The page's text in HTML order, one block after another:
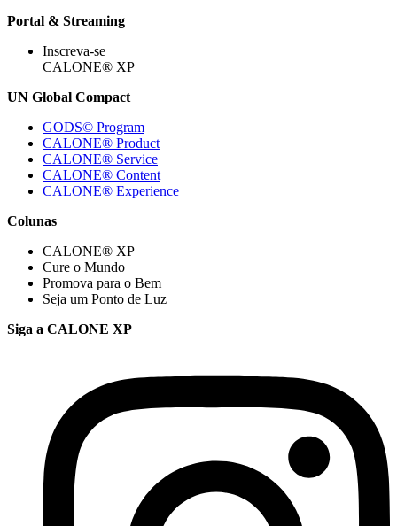
Portal & Streaming
Inscreva-se
CALONE® XP
UN Global Compact
GODS© Program
CALONE® Product
CALONE® Service
CALONE® Content
CALONE® Experience
Colunas
CALONE® XP
Cure o Mundo
Promova para o Bem
Seja um Ponto de Luz
Siga a CALONE XP